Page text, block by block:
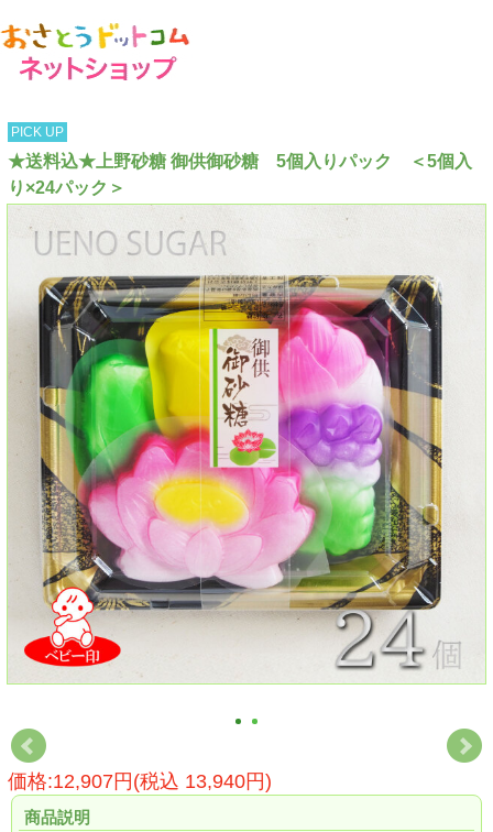
PICK UP
★送料込★上野砂糖 御供御砂糖 5個入りパック ＜5個入
り×24パック＞
価格:12,907円(税込 13,940円)
商品説明